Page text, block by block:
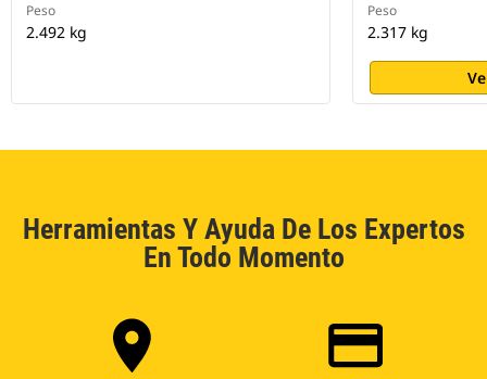
Peso
2.492 kg
Peso
2.317 kg
Herramientas Y Ayuda De Los Expertos
En Todo Momento